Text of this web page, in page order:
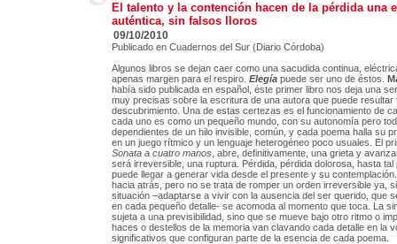
El talento y la contención hacen de la pérdida una
auténtica, sin falsos lloros
09/10/2010
Publicado en Cuadernos del Sur (Diario Córdoba)
Algunos libros se dejan caer como una sacudida continua,
apenas margen para el respiro. Elegía puede ser uno de éstos.
había sido publicada en español, éste primer libro nos deja una
muy precisas sobre la escritura de una autora que puede resultar
descubrimiento. Una de estas certezas es el funcionamiento de
cada uno es como un pequeño mundo, con su autonomía pero
dependientes de un hilo invisible, común, y cada poema halla su
en un juego rítmico y un lenguaje heterogéneo poco usuales. El
Sonata a cuatro manos, abre, definitivamente, una grieta y
será irreversible, una ruptura. Pérdida, pérdida dolorosa, hasta tal
puede llegar a generar vida desde el presente y su
hacia atrás, pero no se trata de romper un orden irreversible ya,
situación –adaptarse a vivir con la ausencia del ser querido, que
en cada pequeño detalle- se acomoda al momento que toca. La
sujeta a una previsibilidad, sino que se mueve bajo otro ritmo o
haces o destellos de la memoria van clavando cada detalle en la
significativos que configuran parte de la esencia de cada poema.